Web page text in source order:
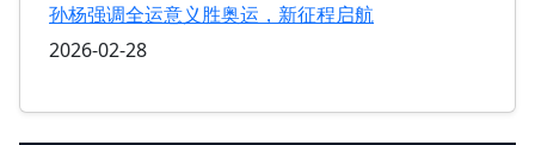
孙杨强调全运意义胜奥运，新征程启航
2026-02-28